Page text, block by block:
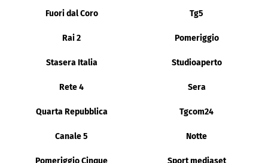
Fuori dal Coro Tg5
Rai 2 Pomeriggio
Stasera Italia Studioaperto
Rete 4 Sera
Quarta Repubblica Tgcom24
Canale 5 Notte
Pomeriggio Cinque Sport mediaset